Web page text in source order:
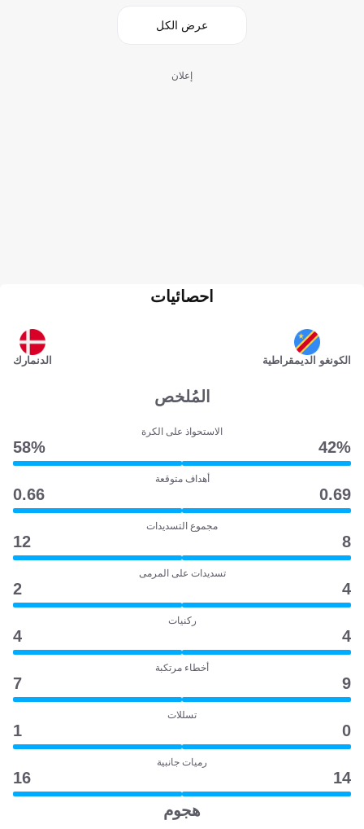
عرض الكل
إعلان
الكونغو الديمقراطية
احصائيات
الدنمارك
المُلخص
الاستحواذ على الكرة
42‎%‎
58‎%‎
أهداف متوقعة
0.69
0.66
مجموع التسديدات
8
12
تسديدات على المرمى
4
2
ركنيات
4
4
أخطاء مرتكبة
9
7
تسللات
0
1
رميات جانبية
14
16
هجوم